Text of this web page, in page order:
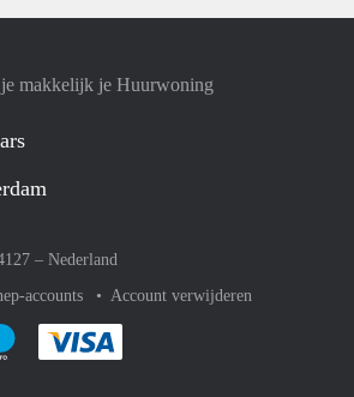
makkelijk je Huurwoning
– Nederland
accounts Account verwijderen
af met Paypal
gemakkelijk af met Mastercard
Je rekent gemakkelijk af met Meastro